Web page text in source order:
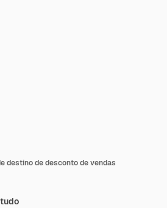
destino de desconto de vendas